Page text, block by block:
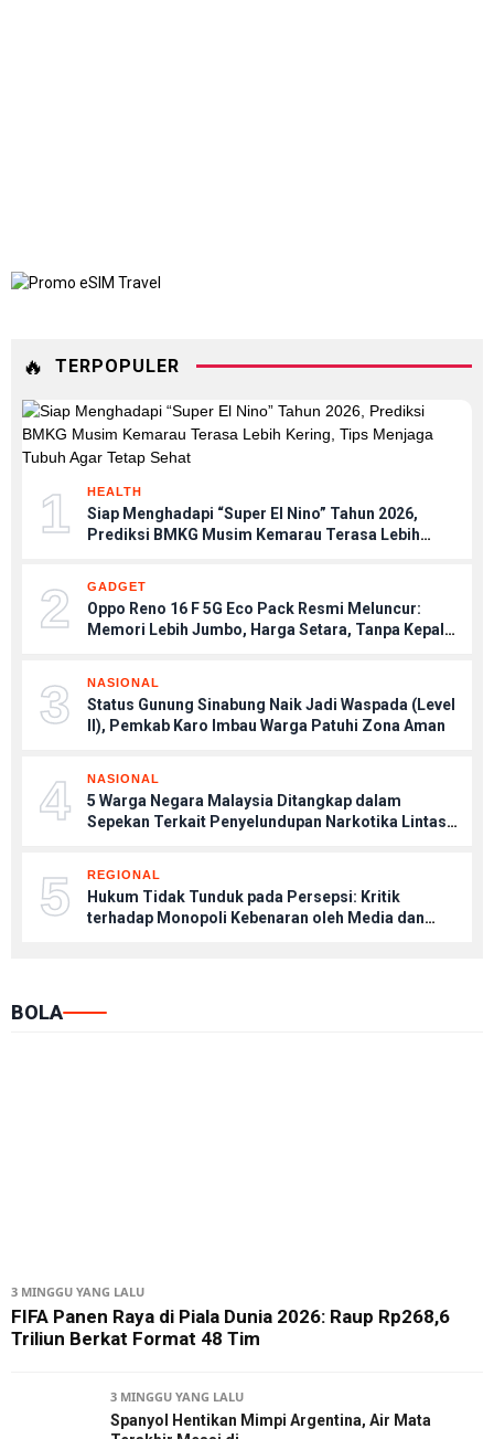
🔥 TERPOPULER
1 HEALTH
Siap Menghadapi “Super El Nino” Tahun 2026,
Prediksi BMKG Musim Kemarau Terasa Lebih
2 GADGET
Oppo Reno 16 F 5G Eco Pack Resmi Meluncur:
Memori Lebih Jumbo, Harga Setara, Tanpa Kepala
3 NASIONAL
Status Gunung Sinabung Naik Jadi Waspada (Level
II), Pemkab Karo Imbau Warga Patuhi Zona Aman
4 NASIONAL
5 Warga Negara Malaysia Ditangkap dalam
Sepekan Terkait Penyelundupan Narkotika Lintas
5 REGIONAL
Hukum Tidak Tunduk pada Persepsi: Kritik
terhadap Monopoli Kebenaran oleh Media dan
BOLA
3 MINGGU YANG LALU
FIFA Panen Raya di Piala Dunia 2026: Raup Rp268,6
Triliun Berkat Format 48 Tim
3 MINGGU YANG LALU
Spanyol Hentikan Mimpi Argentina, Air Mata